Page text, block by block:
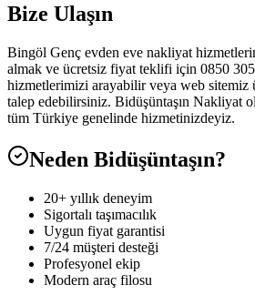
Bize Ulaşın
Bingöl Genç evden eve nakliyat
almak ve ücretsiz fiyat teklifi için 0850
hizmetlerimizi arayabilir veya web sitemiz
talep edebilirsiniz. Bidüşüntaşın Nakliyat
tüm Türkiye genelinde hizmetinizdeyiz.
Neden Bidüşüntaşın?
20+ yıllık deneyim
Sigortalı taşımacılık
Uygun fiyat garantisi
7/24 müşteri desteği
Profesyonel ekip
Modern araç filosu